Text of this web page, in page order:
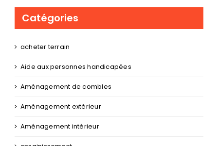
Catégories
acheter terrain
Aide aux personnes handicapées
Aménagement de combles
Aménagement extérieur
Aménagement intérieur